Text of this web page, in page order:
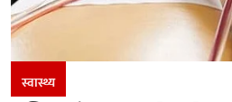
स्वास्थ्य